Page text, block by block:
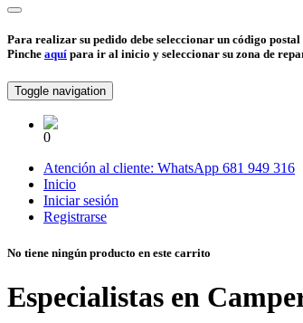
Para realizar su pedido debe seleccionar un código postal
Pinche aquí para ir al inicio y seleccionar su zona de
Toggle navigation
0
Atención al cliente: WhatsApp 681 949 316
Inicio
Iniciar sesión
Registrarse
No tiene ningún producto en este carrito
Especialistas en